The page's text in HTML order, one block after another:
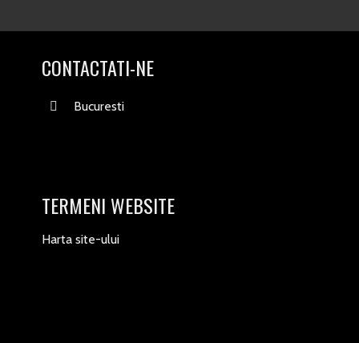
CONTACTATI-NE
Bucuresti
TERMENI WEBSITE
Harta site-ului